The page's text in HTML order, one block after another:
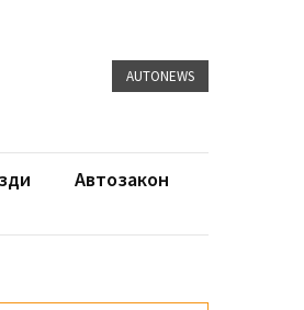
AUTONEWS
Автозакон